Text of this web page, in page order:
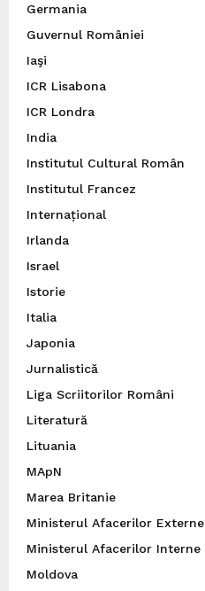
Germania
Guvernul României
Iaşi
ICR Lisabona
ICR Londra
India
Institutul Cultural Român
Institutul Francez
Internațional
Irlanda
Israel
Istorie
Italia
Japonia
Jurnalistică
Liga Scriitorilor Români
Literatură
Lituania
MApN
Marea Britanie
Ministerul Afacerilor Externe
Ministerul Afacerilor Interne
Moldova